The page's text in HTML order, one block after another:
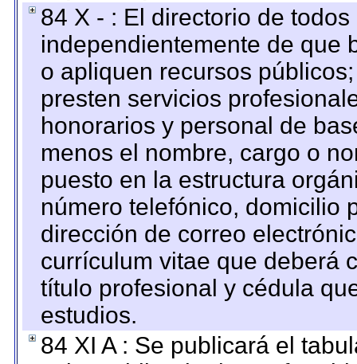
84 X - : El directorio de
independientemente de que
o apliquen recursos
presten servicios
honorarios y personal de
menos el nombre, cargo o
puesto en la estructura
número telefónico, domicilio
dirección de correo
currículum vitae que deberá
título profesional y cédula
estudios.
84 XI A : Se publicará el